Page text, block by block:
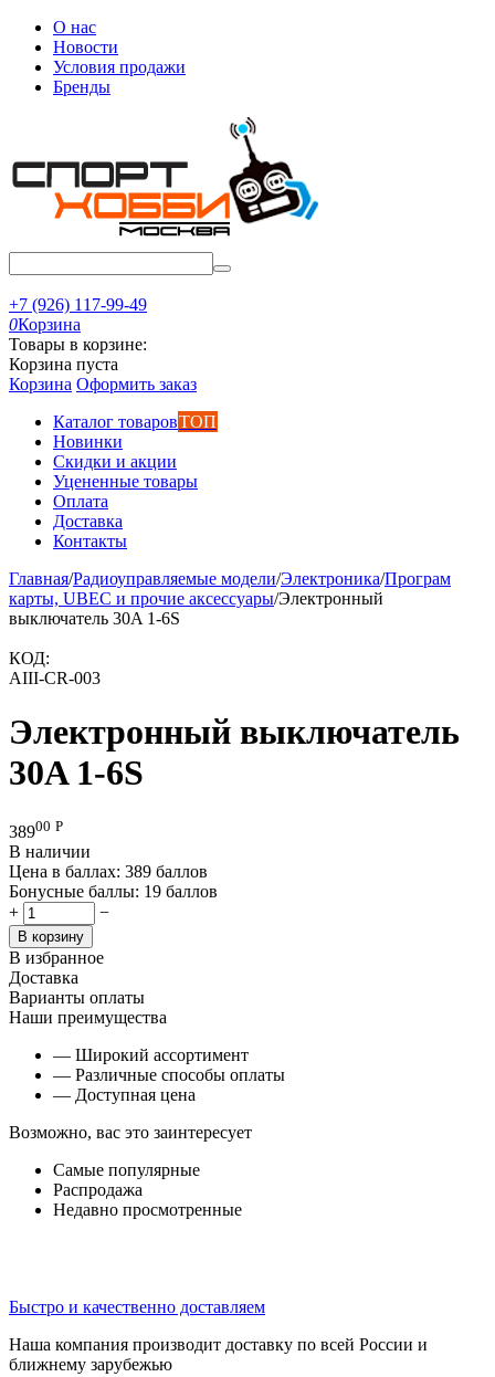
О нас
Новости
Условия продажи
Бренды
+7 (926) 117-99-49
0Корзина
Товары в корзине:
Корзина пуста
Корзина Оформить заказ
Каталог товаровТОП
Новинки
Скидки и акции
Уцененные товары
Оплата
Доставка
Контакты
Главная/Радиоуправляемые модели/Электроника/Програм
карты, UBEC и прочие аксессуары/Электронный
выключатель 30A 1-6S
КОД:
AIII-CR-003
Электронный выключатель
30A 1-6S
38900 Р
В наличии
Цена в баллах: 389 баллов
Бонусные баллы: 19 баллов
+
−
В корзину
В избранное
Доставка
Варианты оплаты
Наши преимущества
— Широкий ассортимент
— Различные способы оплаты
— Доступная цена
Возможно, вас это заинтересует
Самые популярные
Распродажа
Недавно просмотренные
Быстро и качественно доставляем
Наша компания производит доставку по всей России и
ближнему зарубежью